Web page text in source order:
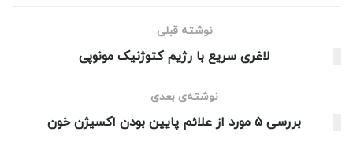
نوشته قبلی
لاغری سریع با رژیم کتوژنیک مونوپی
نوشته‌ی بعدی
بررسی 5 مورد از علائم پایین بودن اکسیژن خون